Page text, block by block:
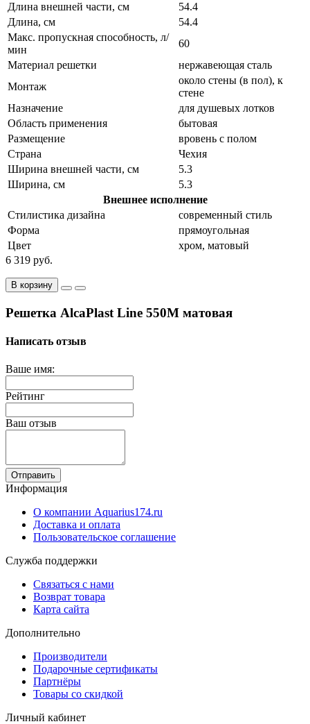
Длина внешней части, см
54.4
Длина, см
54.4
Макс. пропускная способность, л/
мин
60
Материал решетки
нержавеющая сталь
Монтаж
около стены (в пол), к
стене
Назначение
для душевых лотков
Область применения
бытовая
Размещение
вровень с полом
Страна
Чехия
Ширина внешней части, см
5.3
Ширина, см
5.3
Внешнее исполнение
Стилистика дизайна
современный стиль
Форма
прямоугольная
Цвет
хром, матовый
6 319 руб.
В корзину
Решетка AlcaPlast Line 550M матовая
Написать отзыв
Ваше имя:
Рейтинг
Ваш отзыв
Отправить
Информация
О компании Aquarius174.ru
Доставка и оплата
Пользовательское соглашение
Служба поддержки
Связаться с нами
Возврат товара
Карта сайта
Дополнительно
Производители
Подарочные сертификаты
Партнёры
Товары со скидкой
Личный кабинет